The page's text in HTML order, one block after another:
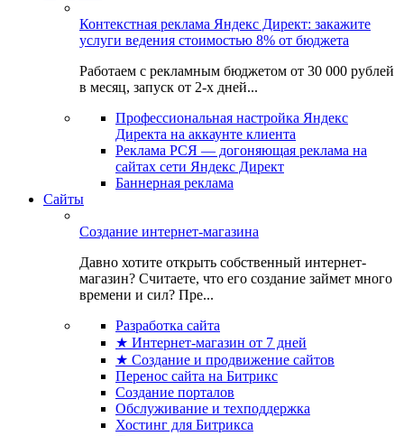
Контекстная реклама Яндекс Директ: закажите
услуги ведения стоимостью 8% от бюджета
Работаем с рекламным бюджетом от 30 000 рублей
в месяц, запуск от 2-х дней...
Профессиональная настройка Яндекс
Директа на аккаунте клиента
Реклама РСЯ — догоняющая реклама на
сайтах сети Яндекс Директ
Баннерная реклама
Сайты
Создание интернет-магазина
Давно хотите открыть собственный интернет-
магазин? Считаете, что его создание займет много
времени и сил? Пре...
Разработка сайта
★ Интернет-магазин от 7 дней
★ Создание и продвижение сайтов
Перенос сайта на Битрикс
Создание порталов
Обслуживание и техподдержка
Хостинг для Битрикса